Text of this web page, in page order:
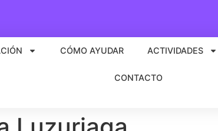
CÓMO AYUDAR ACTIVIDADES
CONTACTO